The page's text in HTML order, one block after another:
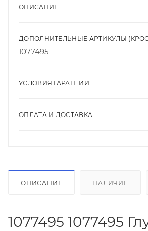
ОПИСАНИЕ
ДОПОЛНИТЕЛЬНЫЕ АРТИКУЛЫ
1077495
УСЛОВИЯ ГАРАНТИИ
ОПЛАТА И ДОСТАВКА
ОПИСАНИЕ НАЛИЧИЕ
1077495 1077495